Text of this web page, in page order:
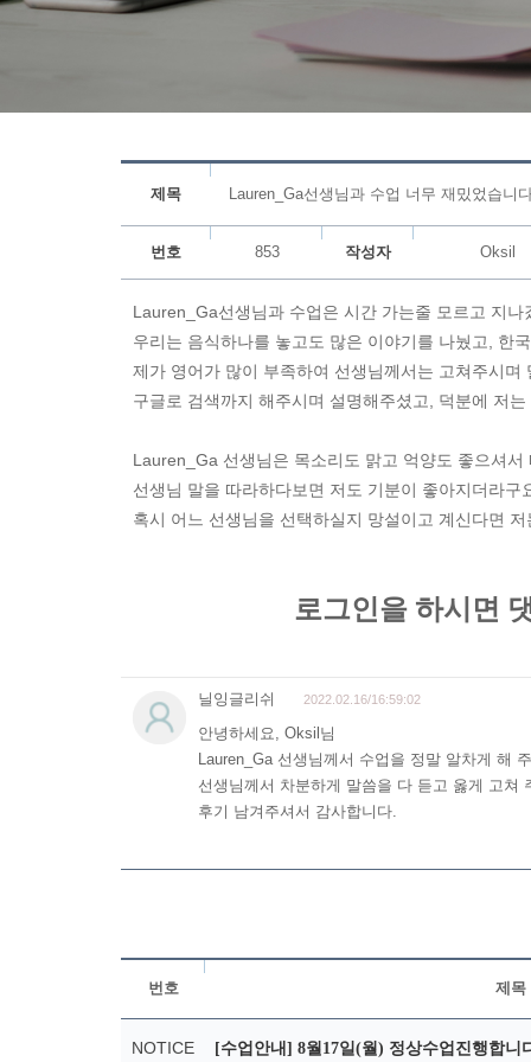
제목 Lauren_Ga선생님과 수업 너무 재밌었습니
번호 853 작성자 Oksil
Lauren_Ga선생님과 수업은 시간 가는줄 모르고 지
우리는 음식하나를 놓고도 많은 이야기를 나눴고, 한
제가 영어가 많이 부족하여 선생님께서는 고쳐주시
구글로 검색까지 해주시며 설명해주셨고, 덕분에 저
Lauren_Ga 선생님은 목소리도 맑고 억양도 좋으셔
선생님 말을 따라하다보면 저도 기분이 좋아지더라구
혹시 어느 선생님을 선택하실지 망설이고 계신다면